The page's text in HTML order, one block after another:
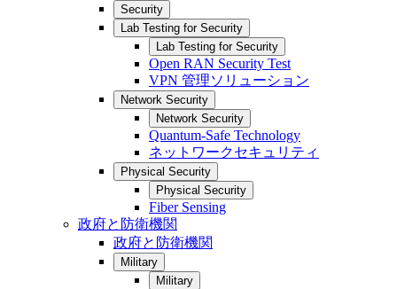
Security
Lab Testing for Security
Lab Testing for Security
Open RAN Security Test
VPN 管理ソリューション
Network Security
Network Security
Quantum-Safe Technology
ネットワークセキュリティ
Physical Security
Physical Security
Fiber Sensing
政府と防衛機関
政府と防衛機関
Military
Military